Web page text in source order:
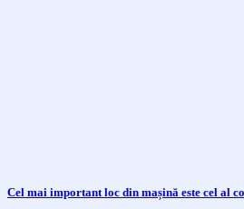
Cel mai important loc din mașină este cel al